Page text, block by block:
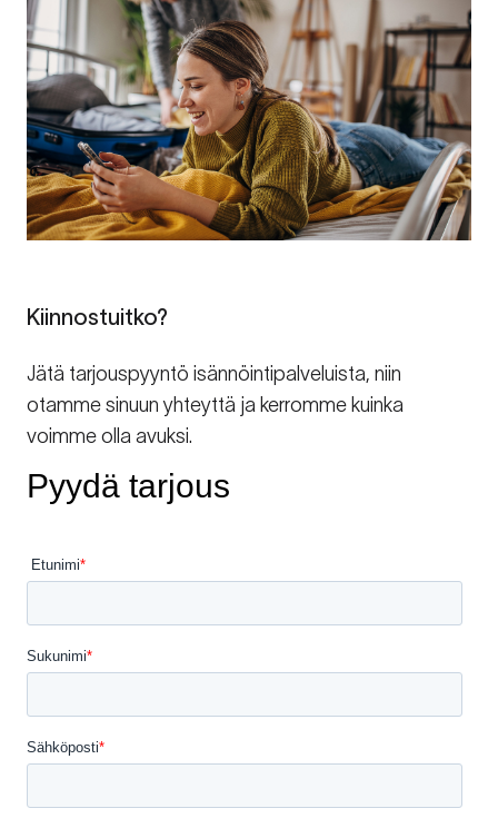
Kiinnostuitko?
Jätä tarjouspyyntö isännöintipalveluista, niin
otamme sinuun yhteyttä ja kerromme kuinka
voimme olla avuksi.